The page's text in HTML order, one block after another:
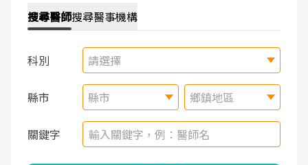
搜尋醫師搜尋醫事機構
科別 請選擇
縣市 縣市 鄉鎮地區
關鍵字